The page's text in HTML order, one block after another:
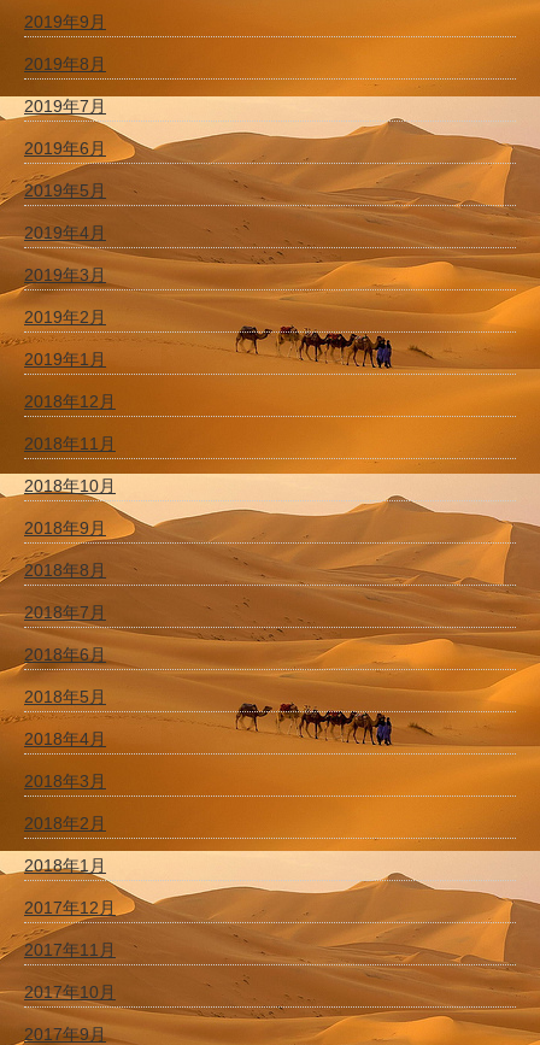
2019年9月
2019年8月
2019年7月
2019年6月
2019年5月
2019年4月
2019年3月
2019年2月
2019年1月
2018年12月
2018年11月
2018年10月
2018年9月
2018年8月
2018年7月
2018年6月
2018年5月
2018年4月
2018年3月
2018年2月
2018年1月
2017年12月
2017年11月
2017年10月
2017年9月